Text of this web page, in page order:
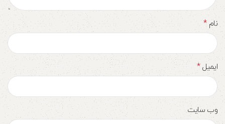
نام*
ایمیل*
وب‌ سایت